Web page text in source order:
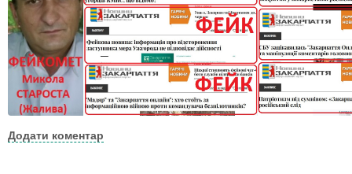
Додати коментар